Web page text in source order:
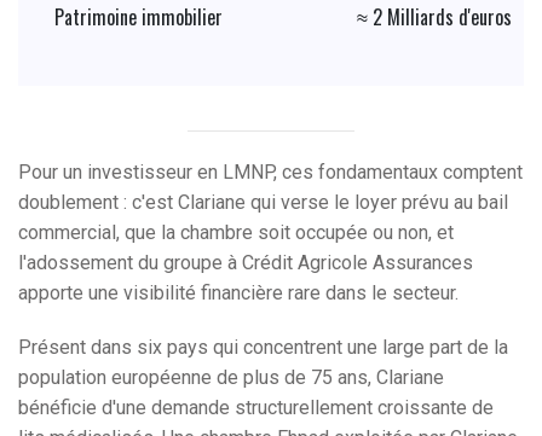
Patrimoine immobilier ≈ 2 Milliards d'euros
Pour un investisseur en LMNP, ces fondamentaux comptent
doublement : c'est Clariane qui verse le loyer prévu au bail
commercial, que la chambre soit occupée ou non, et
l'adossement du groupe à Crédit Agricole Assurances
apporte une visibilité financière rare dans le secteur.
Présent dans six pays qui concentrent une large part de la
population européenne de plus de 75 ans, Clariane
bénéficie d'une demande structurellement croissante de